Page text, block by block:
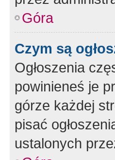
Góra
Czym są
Ogłoszenia
powinieneś je
górze każdej
pisać
ustalonych